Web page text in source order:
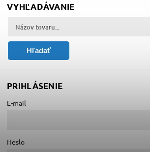
VYHĽADÁVANIE
Hľadať
PRIHLÁSENIE
E-mail
Heslo